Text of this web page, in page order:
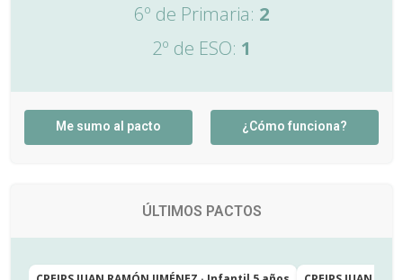
6º de Primaria: 2
2º de ESO: 1
Me sumo al pacto ¿Cómo funciona?
ÚLTIMOS PACTOS